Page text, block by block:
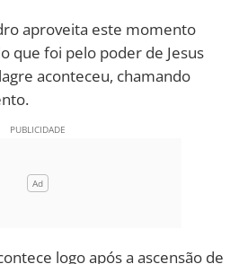
aproveita este momento
que foi pelo poder de Jesus
aconteceu, chamando
logo após a ascensão de